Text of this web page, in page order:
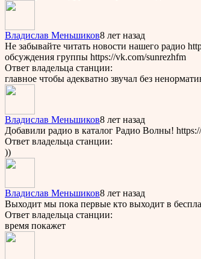
Владислав Меньшиков8 лет назад
Не забывайте читать новости нашего радио
обсуждения группы https://vk.com/sunrezhfm
Ответ владельца станции:
главное чтобы адекватно звучал без
Владислав Меньшиков8 лет назад
Добавили радио в каталог Радио Волны!
Ответ владельца станции:
))
Владислав Меньшиков8 лет назад
Выходит мы пока первые кто выходит в
Ответ владельца станции:
время покажет